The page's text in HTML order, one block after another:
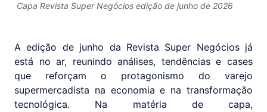
Capa Revista Super Negócios edição de junho de 2026
A edição de junho da Revista Super Negócios já
está no ar, reunindo análises, tendências e cases
que reforçam o protagonismo do varejo
supermercadista na economia e na transformação
tecnológica. Na matéria de capa,